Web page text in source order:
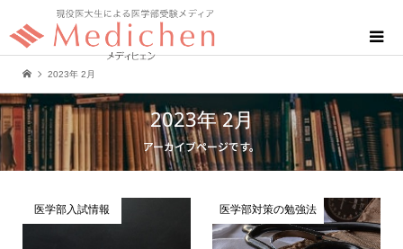
2023年 2月
2023年 2月
アーカイブページです。
医学部入試情報 医学部対策の勉強法